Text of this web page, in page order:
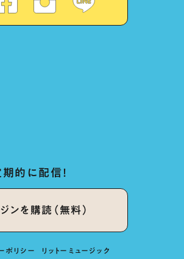
的に配信！
ンを購読（無料）
ポリシー リットーミュージック